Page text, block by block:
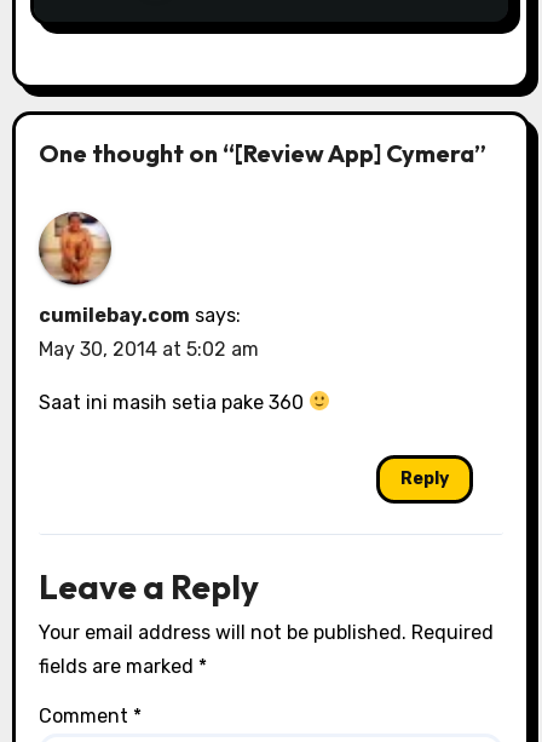
One thought on “[Review App] Cymera”
cumilebay.com says:
May 30, 2014 at 5:02 am
Saat ini masih setia pake 360
Reply
Leave a Reply
Your email address will not be published. Required
fields are marked *
Comment *